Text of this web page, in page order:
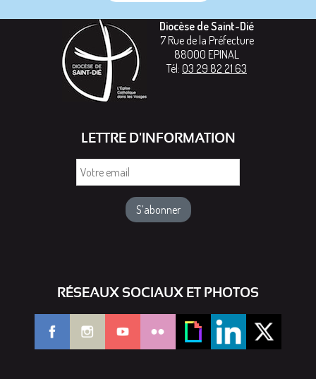
Diocèse de Saint-Dié
7 Rue de la Préfecture
88000 EPINAL
Tél: 03 29 82 21 63
LETTRE D'INFORMATION
RÉSEAUX SOCIAUX ET PHOTOS